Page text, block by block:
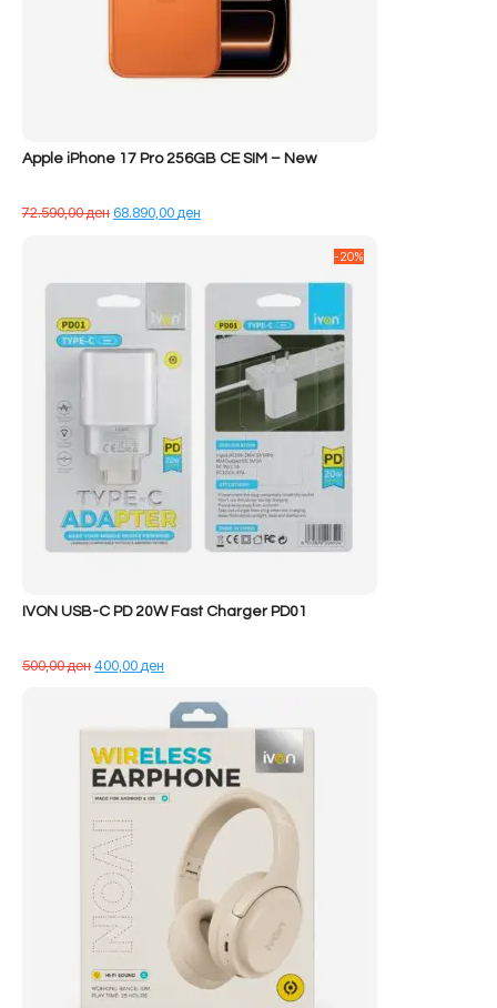
Apple iPhone 17 Pro 256GB CE SIM – New
72.590,00денÇmimi
68.890,00ден
68.890,00 ден.
IVON USB-C PD 20W Fast Charger PD01
500,00денÇmimi
400,00ден
tanishëm
është:
-20%